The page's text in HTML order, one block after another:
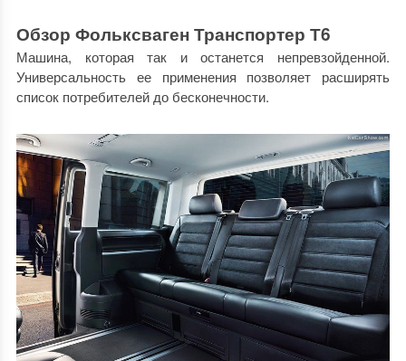
Обзор Фольксваген Транспортер Т6
Машина, которая так и останется непревзойденной.
Универсальность ее применения позволяет расширять
список потребителей до бесконечности.